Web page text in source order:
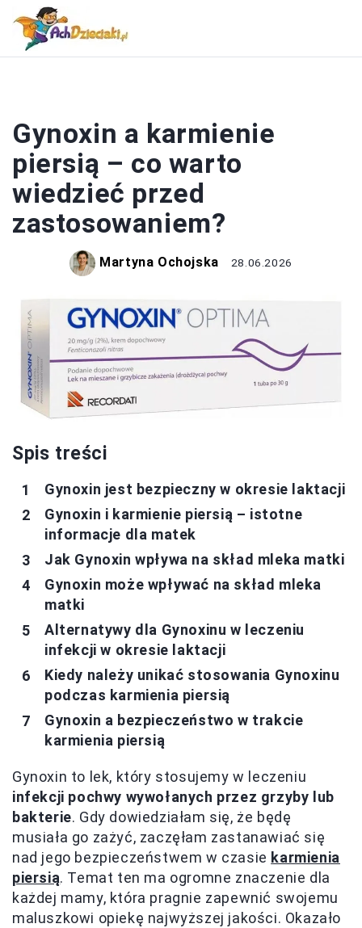
Gynoxin a karmienie
piersią – co warto
wiedzieć przed
zastosowaniem?
Martyna Ochojska 28.06.2026
Spis treści
Gynoxin jest bezpieczny w okresie laktacji
Gynoxin i karmienie piersią – istotne
informacje dla matek
Jak Gynoxin wpływa na skład mleka matki
Gynoxin może wpływać na skład mleka
matki
Alternatywy dla Gynoxinu w leczeniu
infekcji w okresie laktacji
Kiedy należy unikać stosowania Gynoxinu
podczas karmienia piersią
Gynoxin a bezpieczeństwo w trakcie
karmienia piersią
Gynoxin to lek, który stosujemy w leczeniu
infekcji pochwy wywołanych przez grzyby lub
bakterie. Gdy dowiedziałam się, że będę
musiała go zażyć, zaczęłam zastanawiać się
nad jego bezpieczeństwem w czasie karmienia
piersią. Temat ten ma ogromne znaczenie dla
każdej mamy, która pragnie zapewnić swojemu
maluszkowi opiekę najwyższej jakości. Okazało